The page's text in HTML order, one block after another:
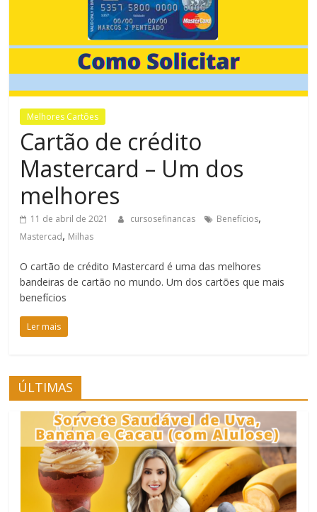
Melhores Cartões
Cartão de crédito
Mastercard – Um dos
melhores
11 de abril de 2021 cursosefinancas Benefícios,
Mastercad, Milhas
O cartão de crédito Mastercard é uma das melhores
bandeiras de cartão no mundo. Um dos cartões que mais
benefícios
Ler mais
ÚLTIMAS